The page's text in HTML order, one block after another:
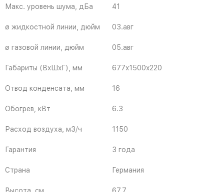
Макс. уровень шума, дБа 41
ø жидкостной линии, дюйм 03.авг
ø газовой линии, дюйм 05.авг
Габариты (ВxШxГ), мм 677x1500x220
Отвод конденсата, мм 16
Обогрев, кВт 6.3
Расход воздуха, м3/ч 1150
Гарантия 3 года
Страна Германия